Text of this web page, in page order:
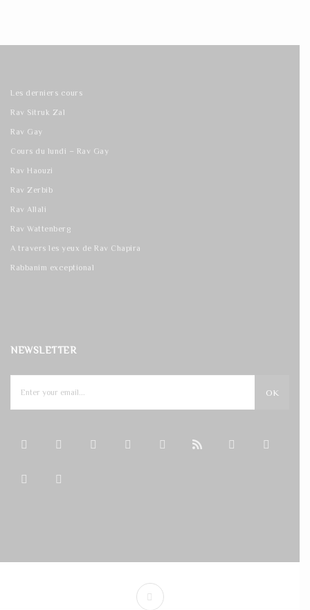
Les derniers cours
Rav Sitruk Zal
Rav Gay
Cours du lundi – Rav Gay
Rav Haouzi
Rav Zerbib
Rav Allali
Rav Wattenberg
A travers les yeux de Rav Chapira
Rabbanim exceptional
NEWSLETTER
OK